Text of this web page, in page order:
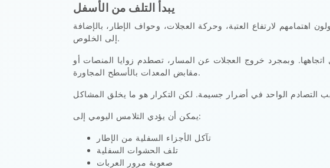
يبدأ التلف من الأسفل
لارتفاع العتبة، وحركة العجلات، وحواف الإطار، بالإضافة
إلى الخلوص.
اتجاهها. وبمجرد خروج العجلات عن المسار، تصطدم زوايا المنصات أو
مقابض المعدات بالأسطح المجاورة.
يمكن أن يؤدي التلامس اليومي إلى:
تآكل الأجزاء السفلية من الإطار
تلف الحشوات السفلية
صعوبة مرور العربات